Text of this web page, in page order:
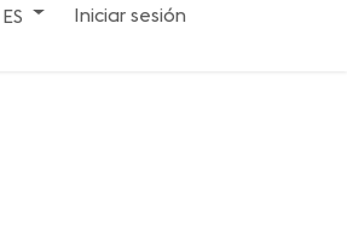
ES Iniciar sesión